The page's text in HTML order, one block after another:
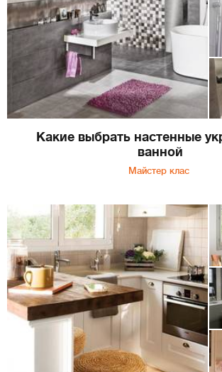
Какие выбрать настенные
ванной
Майстер клас